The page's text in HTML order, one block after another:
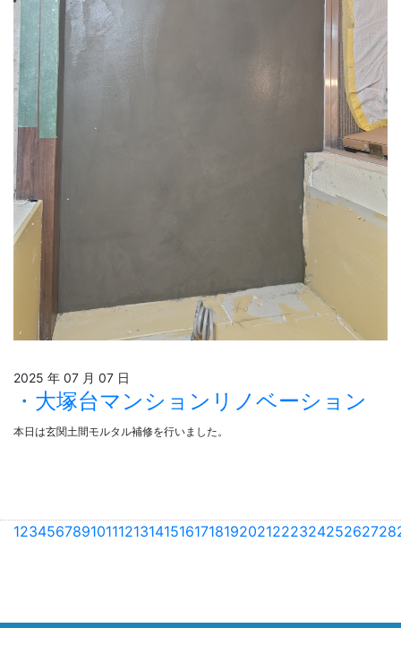
2025 年 07 月 07 日
大塚台マンションリノベーション
本日は玄関土間モルタル補修を行いました。
12345678910111213141516171819202122232425262728